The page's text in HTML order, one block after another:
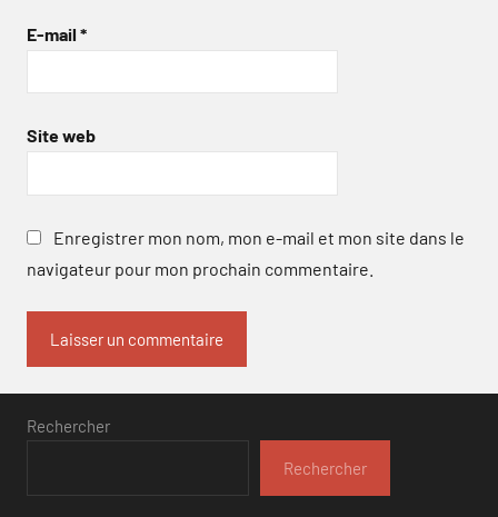
E-mail *
Site web
Enregistrer mon nom, mon e-mail et mon site dans le
navigateur pour mon prochain commentaire.
Rechercher
Rechercher